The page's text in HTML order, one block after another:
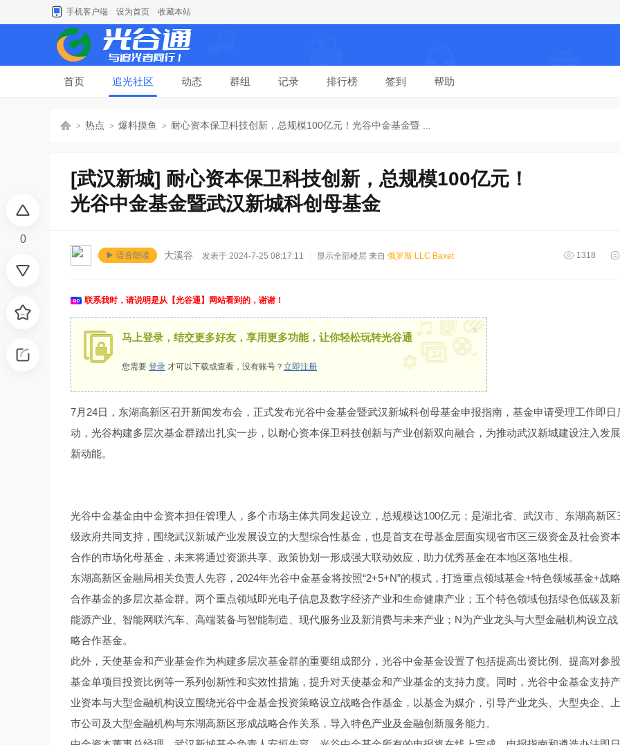
手机客户端 设为首页 收藏本站
首页 追光社区 动态 群组 记录 排行榜 签到 帮助
0
热点
›
爆料摸鱼 耐心资本保卫科技创新，总规模100亿元！光谷中金基金暨 ...
[武汉新城] 耐心资本保卫科技创新，总规模100亿元！
光谷中金基金暨武汉新城科创母基金
大溪谷 发表于 2024-7-25 08:17:11 显示全部楼层
▶ 语音朗读 来自 俄罗斯 LLC Baxet 1318
联系我时，请说明是从【光谷通】网站看到的，谢谢！
马上登录，结交更多好友，享用更多功能，让你轻松玩转光谷通
您需要 登录 才可以下载或查看，没有账号？ 立即注册
x
7月24日，东湖高新区召开新闻发布会，正式发布光谷中金基金暨武汉新城科创母基金申报指南，基金申请受理工作即日
动，光谷构建多层次基金群踏出扎实一步，以耐心资本保卫科技创新与产业创新双向融合，为推动武汉新城建设注入发展
新动能。
光谷中金基金由中金资本担任管理人，多个市场主体共同发起设立，总规模达100亿元；是湖北省、武汉市、东湖高新区
级政府共同支持，围绕武汉新城产业发展设立的大型综合性基金，也是首支在母基金层面实现省市区三级资金及社会资本
合作的市场化母基金，未来将通过资源共享、政策协划一形成强大联动效应，助力优秀基金在本地区落地生根。
东湖高新区金融局相关负责人先容，2024年光谷中金基金将按照“2+5+N”的模式，打造重点领域基金+特色领域基金+战略
合作基金的多层次基金群。两个重点领域即光电子信息及数字经济产业和生命健康产业；五个特色领域包括绿色低碳及新
能源产业、智能网联汽车、高端装备与智能制造、现代服务业及新消费与未来产业；N为产业龙头与大型金融机构设立战
略合作基金。
此外，天使基金和产业基金作为构建多层次基金群的重要组成部分，光谷中金基金设置了包括提高出资比例、提高对参股
基金单项目投资比例等一系列创新性和实效性措施，提升对天使基金和产业基金的支持力度。同时，光谷中金基金支持产
业资本与大型金融机构设立围绕光谷中金基金投资策略设立战略合作基金，以基金为媒介，引导产业龙头、大型央企、上
市公司及大型金融机构与东湖高新区形成战略合作关系，导入特色产业及金融创新服务能力。